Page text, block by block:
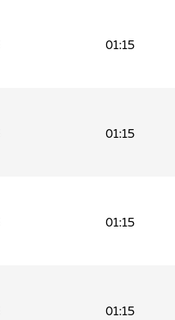
01:15
01:15
01:15
01:15